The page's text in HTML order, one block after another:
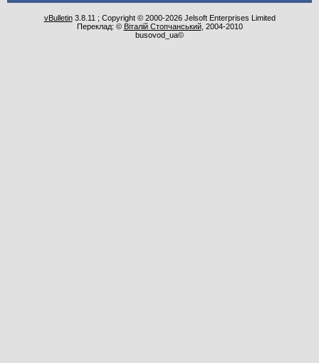
vBulletin3.8.11 ; Copyright © 2000-2026 Jelsoft Enterprises Limited
Переклад: © Віталій Стопчанський, 2004-2010
busovod_ua©